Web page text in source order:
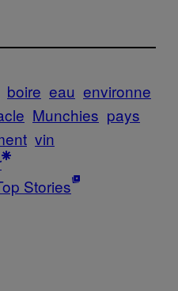
boire eau environne
Munchies pays
vin
Stories